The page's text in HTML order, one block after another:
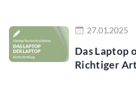
27.01.2025
Das Laptop
Richtiger